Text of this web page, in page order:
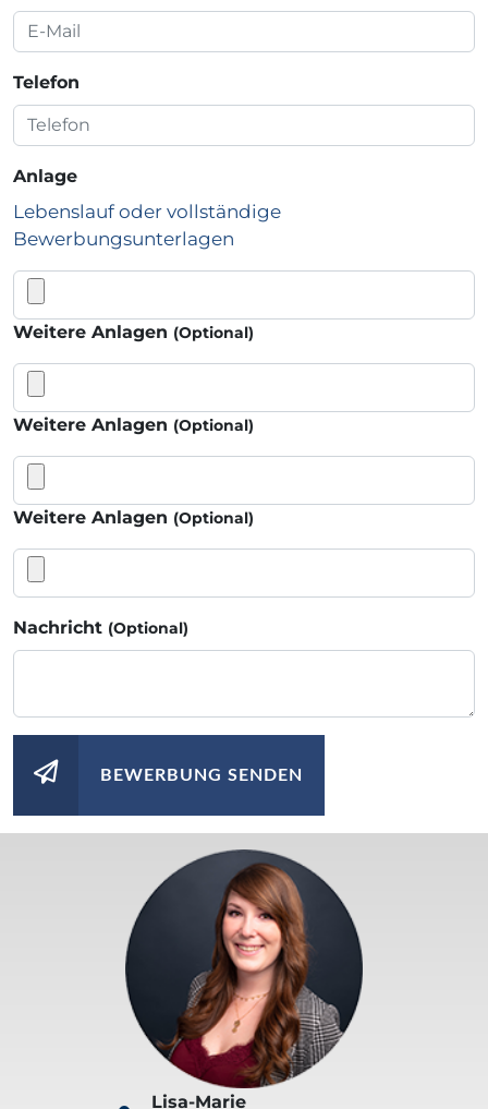
Telefon
Anlage
Lebenslauf oder vollständige
Bewerbungsunterlagen
Weitere Anlagen (Optional)
Weitere Anlagen (Optional)
Weitere Anlagen (Optional)
Nachricht (Optional)
BEWERBUNG SENDEN
Lisa-Marie